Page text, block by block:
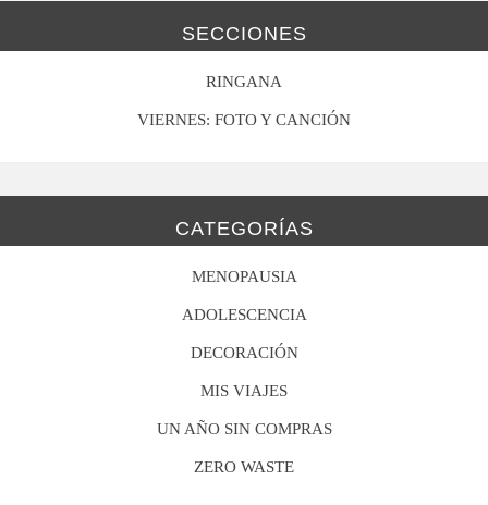
SECCIONES
RINGANA
VIERNES: FOTO Y CANCIÓN
CATEGORÍAS
MENOPAUSIA
ADOLESCENCIA
DECORACIÓN
MIS VIAJES
UN AÑO SIN COMPRAS
ZERO WASTE